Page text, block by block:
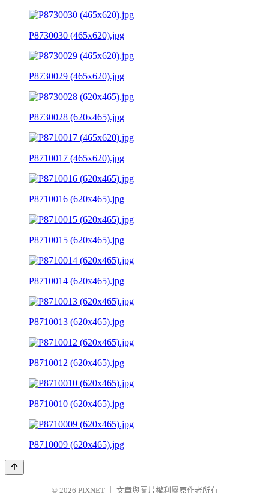
P8730030 (465x620).jpg
P8730029 (465x620).jpg
P8730028 (620x465).jpg
P8710017 (465x620).jpg
P8710016 (620x465).jpg
P8710015 (620x465).jpg
P8710014 (620x465).jpg
P8710013 (620x465).jpg
P8710012 (620x465).jpg
P8710010 (620x465).jpg
P8710009 (620x465).jpg
© 2026 PIXNET 文章與圖片權利屬原作者所有